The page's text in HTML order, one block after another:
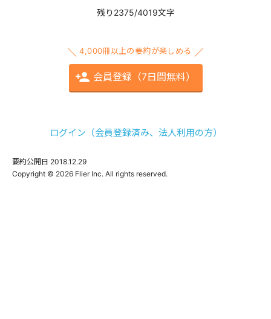
残り2375/4019文字
4,000冊以上の要約が楽しめる
会員登録（7日間無料）
ログイン（会員登録済み、法人利用の方）
要約公開日 2018.12.29